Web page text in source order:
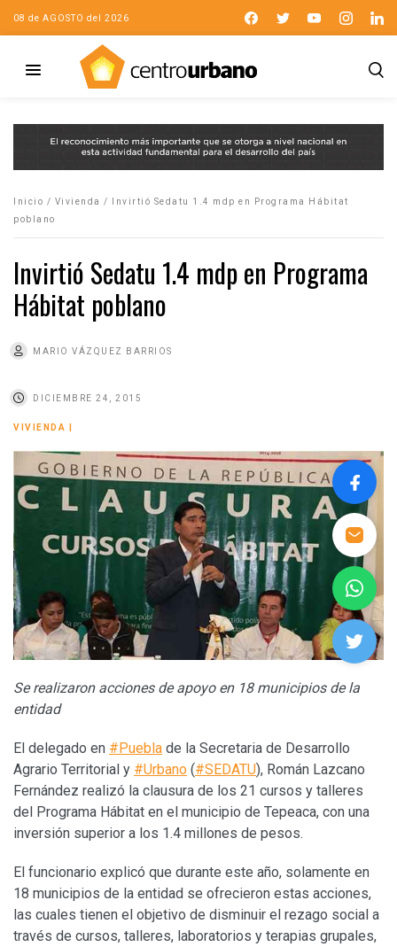
08 de AGOSTO del 2026
Inicio / Vivienda /
Invirtió Sedatu 1.4 mdp en Programa Hábitat
poblano
Invirtió Sedatu 1.4 mdp en Programa
Hábitat poblano
MARIO VÁZQUEZ BARRIOS
DICIEMBRE 24, 2015
VIVIENDA
Se realizaron acciones de apoyo en 18 municipios de la
entidad
El delegado en #Puebla de la Secretaria de Desarrollo
Agrario Territorial y #Urbano (#SEDATU), Román Lazcano
Fernández realizó la clausura de los 21 cursos y talleres
del Programa Hábitat en el municipio de Tepeaca, con una
inversión superior a los 1.4 millones de pesos.
El funcionario explicó que durante este año, solamente en
18 municipios de la entidad se ofrecieron estas acciones,
las cuales tienen el objetivo de disminuir el rezago social a
través de cursos, talleres, laboratorios y terapias grupales,